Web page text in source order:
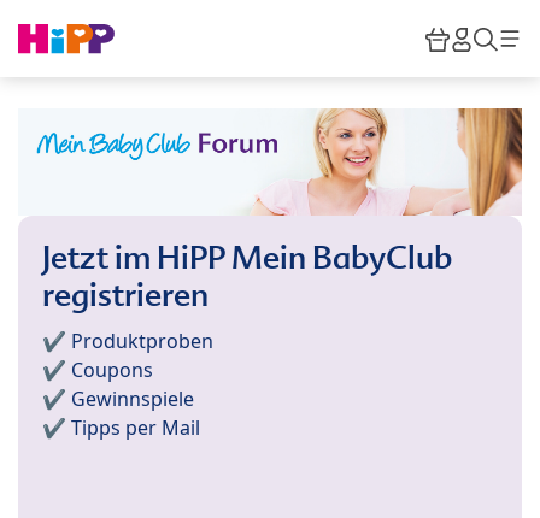
HiPP
Jetzt im HiPP Mein BabyClub
registrieren
✔️ Produktproben
✔️ Coupons
✔️ Gewinnspiele
✔️ Tipps per Mail